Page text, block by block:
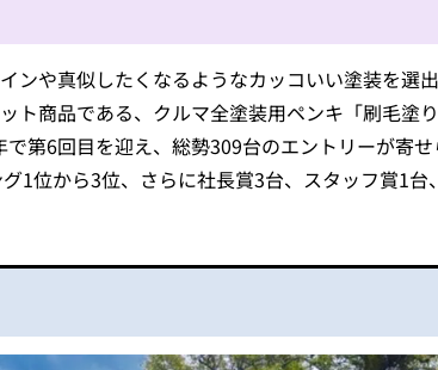
ンや真似したくなるようなカッコいい塗装を選
ト商品である、クルマ全塗装用ペンキ「刷毛塗
第6回目を迎え、総勢309台のエントリーが寄
1位から3位、さらに社長賞3台、スタッフ賞1台